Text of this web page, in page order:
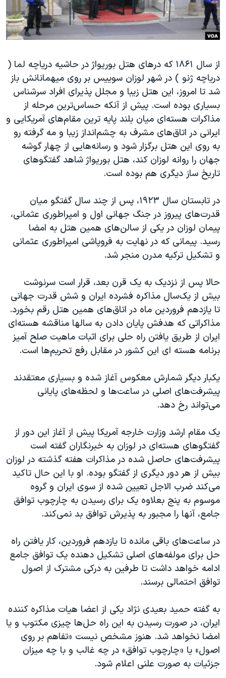
فرهنگ و زندگی
حقوق شهروندی
علم و فناوری
اسرائیل در جنگ
گالری عکس
آرشیو پخش زنده
مستندها
انتخابات ریاست جمهوری آمریکا ۲۰۲۴
رمز مهسا
ورزش زنان در ایران
اعتراضات زن، زندگی، آزادی
مجموعه مستندهای دادخواهی
تریبونال مردمی آبان ۹۸
دادگاه حمید نوری
چهل سال گروگان‌گیری
اعتراضات مردمی آبان ۹۸
اسرائیل در جنگ
نرگس محمدی برنده جایزه نوبل صلح
صفحه‌های ویژه
سفر پرزیدنت ترامپ به چین
دنبال کنید
زبانهای مختلف
از سال ۱۸۶۱ که درهای هتل بوریواژ در حاشیه‌ دریاچه‌ لما (
دریاچه‌ ژنو ) در شهر لوزان سوییس بر روی میهمانانش باز
شد تا امروز، این هتل زیبا و مجلل پذیرای افراد سرشناس
بسیاری بوده است. پیش از آنکه حساس‌ترین مرحله از
مذاکرات هسته‌ای میان بلند پایه ترین مقام‌های آمریکایی و
ایرانی در اتاق‌های مشرف به چشم‌انداز زیبا و مه‌ گرفته‌ رو
به روی این هتل برگزار شود و رسانه‌هایی از چهار گوشه‌
جهان را روانه‌ لوزان کند، هتل بوریواژ شاهد گفتگوها‌ی
تاریخ ساز دیگری هم بوده است.
در تابستان سال ۱۹۲۳، پس از چند سال گفتگو میان
قدرت‌های پیروز در جنگ جهانی اول و امپراطوری عثمانی،
پیمان لوزان در یکی از سالن‌های همین هتل به امضا
رسید. پیمانی که در نهایت به فروپاشی امپراطوری عثمانی
و تشکیل ترکیه‌ مدرن منجر شد.
حالا پس از نزدیک به یک قرن بعد، قرار است سرنوشت
بیش از یک‌سال مذاکره‌ فشرده‌ ایران و شش قدرت جهانی
تا یازدهم فروردین ماه در اتاق‌های همین هتل رقم بخورد.
مذاکراتی که هدفش پایان دادن به سالها مناقشه‌ هسته‌ای
ایران از طریق یافتن راه حلی برای اثبات ماهیت صلح آمیز
برنامه‌ هسته ای این کشور در مقابل رفع تحریم‌ها است.
یکبار دیگر شمارش معکوس آغاز شده و بسیاری معتقدند
پیشرفت‌های اصلی در ساعت‌ها و لحظه‌های پایانی
می‌تواند رخ دهد.
یک مقام ارشد وزارت خارجه‌ آمریکا پیش از آغاز این دور از
گفتگوها‌ی هسته‌ای در لوزان به خبرنگاران گفته است
پیشرفت‌های حاصل شده در مذاکرات هفته‌ گذشته در لوزان
بیش از هر دور دیگری از گفتگو بوده. او با این حال تاکید
می‌کند ضرب الاجل تعیین شده از سوی ایران و گروه
موسوم به پنج بعلاوه یک برای رسیدن به چارچوب توافق
جامع، آنها را مجبور به پذیرش توافق بد نمی‌کند.
در ساعت‌های باقی مانده تا یازدهم فروردین، کار یافتن راه
حل برای مولفه‌های اصلی تشکیل دهنده‌ یک توافق جامع
ادامه خواهد داشت تا طرفین به درکی مشترک از اصول
توافق احتمالی برسند.
به گفته‌ حمید بعیدی نژاد یکی از اعضا هیات مذاکره کننده‌
ایران، در صورت رسیدن به این راه حل‌ها چیزی مکتوب و یا
امضا نخواهد شد. هنوز مشخص نیست «تفاهم بر روی
اصول» یا «چارچوب توافق» در چه غالب و با چه میزان
جزئیات به صورت علنی اعلام شود.